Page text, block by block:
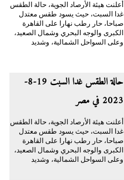
أعلنت هيئة الأرصاد الجوية، حالة الطقس
غدا السبت، حيث يسود طقس معتدل
صباحا، حار رطب نهارا على القاهرة
الكبرى والوجه البحري وشمال الصعيد،
وعلى السواحل الشمالية، وشديد
حالة الطقس غدا السبت 19-8-
2023 في مصر
أعلنت هيئة الأرصاد الجوية، حالة الطقس
غدا السبت، حيث يسود طقس معتدل
صباحا، حار رطب نهارا على القاهرة
الكبرى والوجه البحري وشمال الصعيد،
وعلى السواحل الشمالية، وشديد